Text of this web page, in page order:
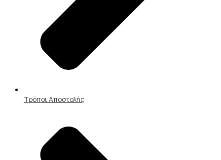
Τρόποι Αποστολής